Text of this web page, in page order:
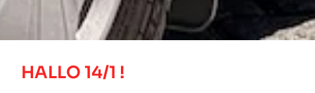
HALLO 14/1 !